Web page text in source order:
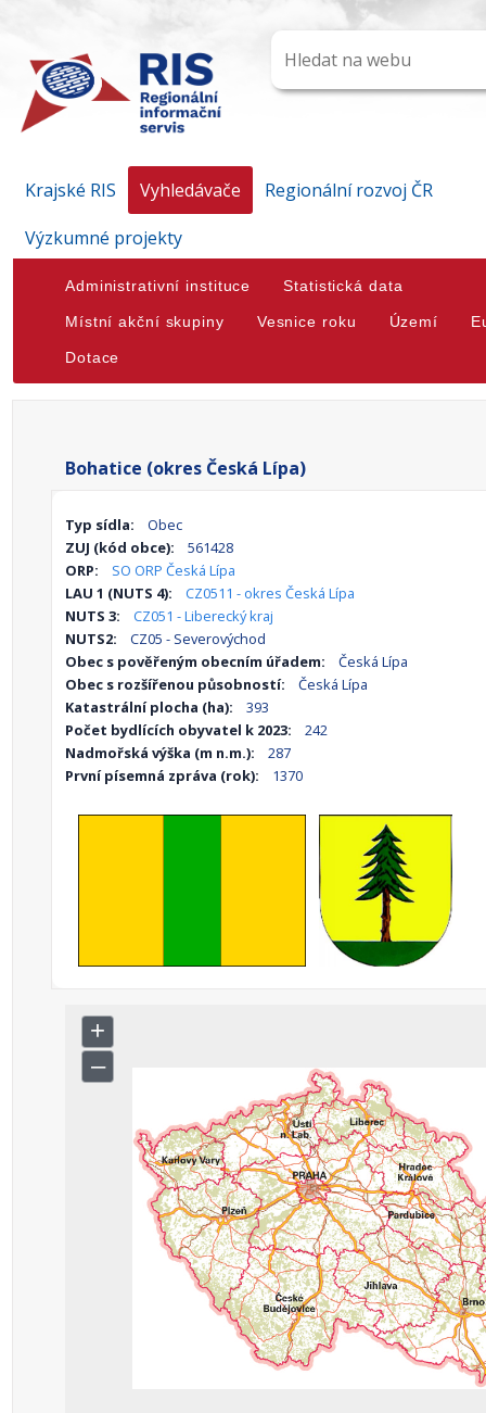
Krajské RIS Vyhledávače
Regionální rozvoj ČR
Výzkumné projekty
Administrativní instituce Statistická data
Místní akční skupiny Vesnice roku Území
Dotace
Bohatice (okres Česká Lípa)
Typ sídla:
Obec
ZUJ (kód obce):
561428
ORP:
SO ORP Česká Lípa
LAU 1 (NUTS 4):
CZ0511 - okres Česká Lípa
NUTS 3:
CZ051 - Liberecký kraj
NUTS2:
CZ05 - Severovýchod
Obec s pověřeným obecním úřadem:
Česká Lípa
Obec s rozšířenou působností:
Česká Lípa
Katastrální plocha (ha):
393
Počet bydlících obyvatel k 2023:
242
Nadmořská výška (m n.m.):
287
První písemná zpráva (rok):
1370